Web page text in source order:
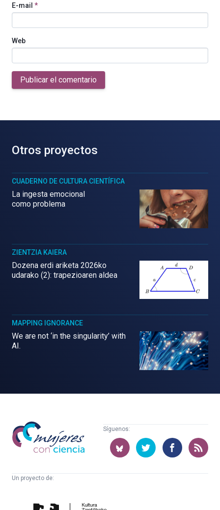
E-mail *
Web
Publicar el comentario
Otros proyectos
CUADERNO DE CULTURA CIENTÍFICA
La ingesta emocional
como problema
ZIENTZIA KAIERA
Dozena erdi ariketa 2026ko
udarako (2): trapezioaren aldea
MAPPING IGNORANCE
We are not ‘in the singularity’ with
AI.
Mujeres
con
ciencia
Síguenos:
Un proyecto de: